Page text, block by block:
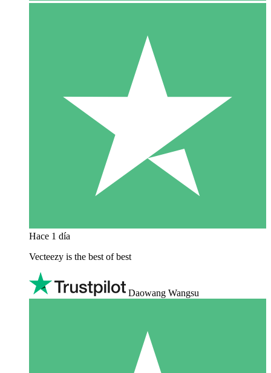
Hace 1 día
Vecteezy is the best of best
Daowang Wangsu